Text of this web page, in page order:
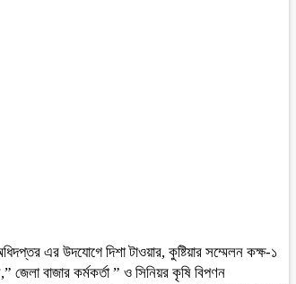
এর উদযোগে দিশা টাওয়ার, কুষ্টিয়ার সম্মেলন কক্ষ-১
বাজার কর্মকর্তা ” ও সিনিয়র কৃষি বিপণন